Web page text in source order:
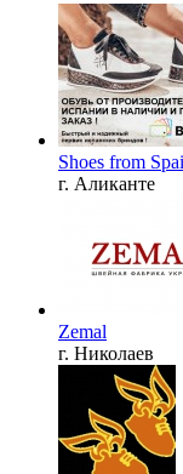
Shoes from
г. Аликанте
Zemal
г. Николаев